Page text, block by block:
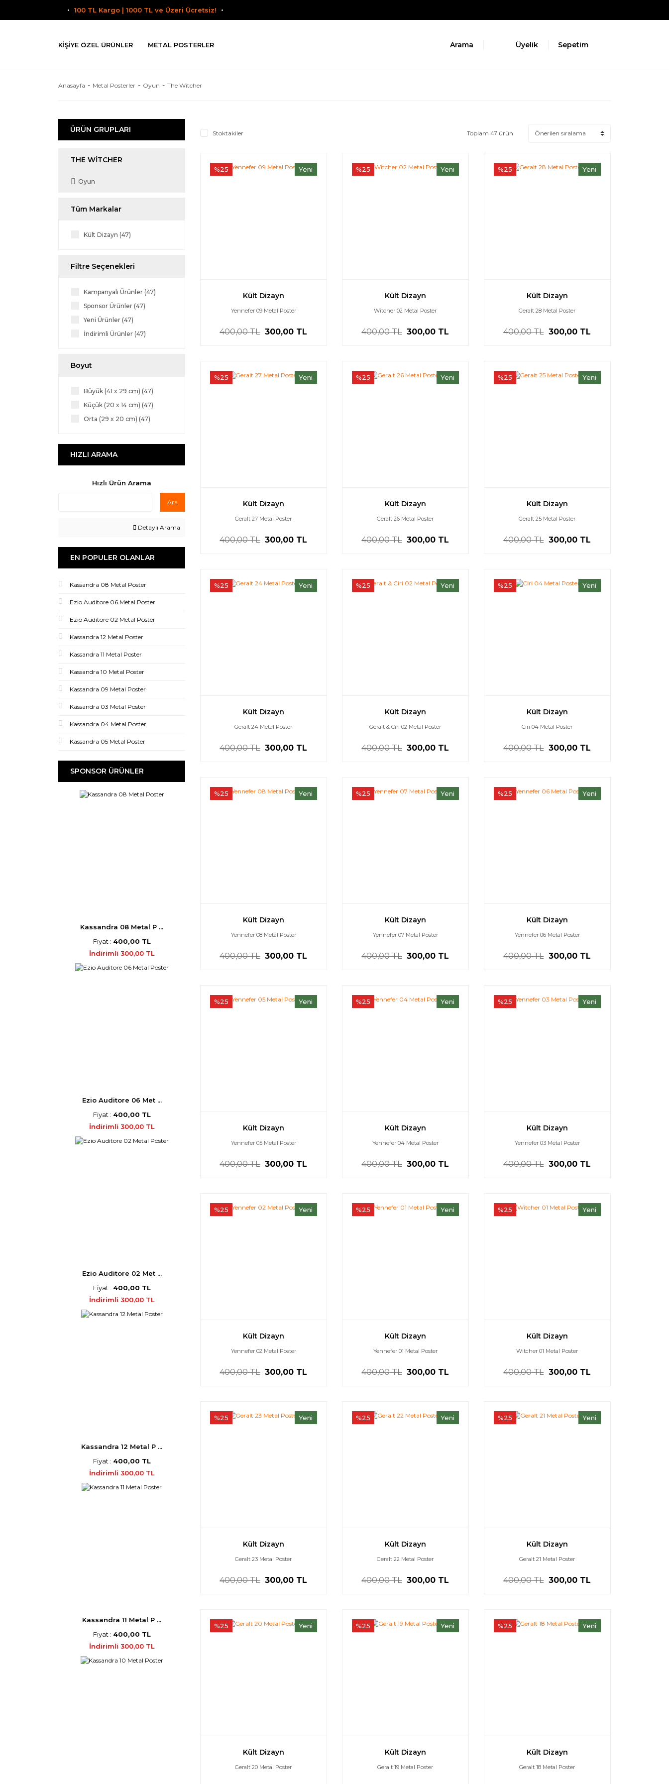
100 TL Kargo | 1000 TL ve Üzeri Ücretsiz!
KIŞIYE ÖZEL ÜRÜNLER METAL POSTERLER Arama Üyelik Sepetim
Anasayfa Metal Posterler Oyun The Witcher
ÜRÜN GRUPLARI
THE WITCHER
Oyun
Tüm Markalar
Kült Dizayn (47)
Filtre Seçenekleri
Kampanyalı Ürünler (47)
Sponsor Ürünler (47)
Yeni Ürünler (47)
İndirimli Ürünler (47)
Boyut
Büyük (41 x 29 cm) (47)
Küçük (20 x 14 cm) (47)
Orta (29 x 20 cm) (47)
HIZLI ARAMA
Hızlı Ürün Arama
Ara
Detaylı Arama
EN POPULER OLANLAR
Kassandra 08 Metal Poster
Ezio Auditore 06 Metal Poster
Ezio Auditore 02 Metal Poster
Kassandra 12 Metal Poster
Kassandra 11 Metal Poster
Kassandra 10 Metal Poster
Kassandra 09 Metal Poster
Kassandra 03 Metal Poster
Kassandra 04 Metal Poster
Kassandra 05 Metal Poster
SPONSOR ÜRÜNLER
Kassandra 08 Metal P ...
Fiyat : 400,00 TL
İndirimli 300,00 TL
Ezio Auditore 06 Met ...
Fiyat : 400,00 TL
İndirimli 300,00 TL
Ezio Auditore 02 Met ...
Fiyat : 400,00 TL
İndirimli 300,00 TL
Kassandra 12 Metal P ...
Fiyat : 400,00 TL
İndirimli 300,00 TL
Kassandra 11 Metal P ...
Fiyat : 400,00 TL
İndirimli 300,00 TL
Stoktakiler Toplam 47 ürün
Yeni
%25
Kült Dizayn
Yennefer 09 Metal Poster
400,00 TL 300,00 TL
Yeni
%25
Kült Dizayn
Witcher 02 Metal Poster
400,00 TL 300,00 TL
Yeni
%25
Kült Dizayn
Geralt 28 Metal Poster
400,00 TL 300,00 TL
Yeni
%25
Kült Dizayn
Geralt 27 Metal Poster
400,00 TL 300,00 TL
Yeni
%25
Kült Dizayn
Geralt 26 Metal Poster
400,00 TL 300,00 TL
Yeni
%25
Kült Dizayn
Geralt 25 Metal Poster
400,00 TL 300,00 TL
Yeni
%25
Kült Dizayn
Geralt 24 Metal Poster
400,00 TL 300,00 TL
Yeni
%25
Kült Dizayn
Geralt & Ciri 02 Metal Poster
400,00 TL 300,00 TL
Yeni
%25
Kült Dizayn
Ciri 04 Metal Poster
400,00 TL 300,00 TL
Yeni
%25
Kült Dizayn
Yennefer 08 Metal Poster
400,00 TL 300,00 TL
Yeni
%25
Kült Dizayn
Yennefer 07 Metal Poster
400,00 TL 300,00 TL
Yeni
%25
Kült Dizayn
Yennefer 06 Metal Poster
400,00 TL 300,00 TL
Yeni
%25
Kült Dizayn
Yennefer 05 Metal Poster
400,00 TL 300,00 TL
Yeni
%25
Kült Dizayn
Yennefer 04 Metal Poster
400,00 TL 300,00 TL
Yeni
%25
Kült Dizayn
Yennefer 03 Metal Poster
400,00 TL 300,00 TL
Yeni
%25
Kült Dizayn
Yennefer 02 Metal Poster
400,00 TL 300,00 TL
Yeni
%25
Kült Dizayn
Yennefer 01 Metal Poster
400,00 TL 300,00 TL
Yeni
%25
Kült Dizayn
Witcher 01 Metal Poster
400,00 TL 300,00 TL
Yeni
%25
Kült Dizayn
Geralt 23 Metal Poster
400,00 TL 300,00 TL
Yeni
%25
Kült Dizayn
Geralt 22 Metal Poster
400,00 TL 300,00 TL
Yeni
%25
Kült Dizayn
Geralt 21 Metal Poster
400,00 TL 300,00 TL
Yeni
%25
Kült Dizayn
Geralt 20 Metal Poster
Yeni
%25
Kült Dizayn
Geralt 19 Metal Poster
Yeni
%25
Kült Dizayn
Geralt 18 Metal Poster